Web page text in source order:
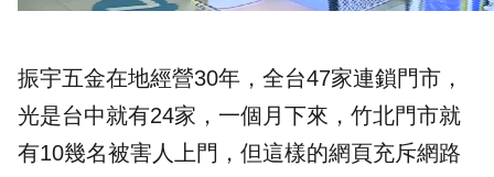
振宇五金在地經營30年，全台47家連鎖門市，
光是台中就有24家，一個月下來，竹北門市就
有10幾名被害人上門，但這樣的網頁充斥網路